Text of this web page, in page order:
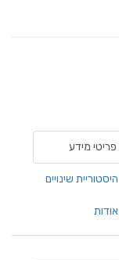
פריטי מידע
היסטוריית שינויים
אודות